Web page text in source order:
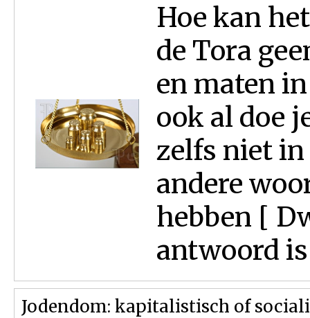
Hoe kan
de Tora
en maten
ook al doe
zelfs niet
andere
hebben [
antwoord
Jodendom: kapitalistisch of